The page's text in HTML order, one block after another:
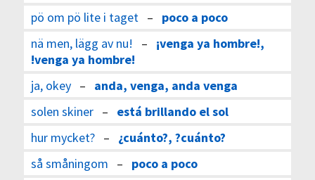
pö om pö lite i taget– poco a poco
nä men, lägg av nu! – ¡venga ya hombre!,
!venga ya hombre!
ja, okey– anda, venga, anda venga
solen skiner– está brillando el sol
hur mycket?– ¿cuánto?, ?cuánto?
så småningom – poco a poco